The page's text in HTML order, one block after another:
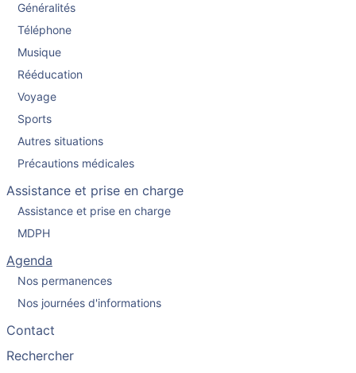
Généralités
Téléphone
Musique
Rééducation
Voyage
Sports
Autres situations
Précautions médicales
Assistance et prise en charge
Assistance et prise en charge
MDPH
Agenda
Nos permanences
Nos journées d'informations
Contact
Rechercher